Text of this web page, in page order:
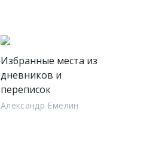
Избранные места из
дневников и
переписок
Александр Емелин